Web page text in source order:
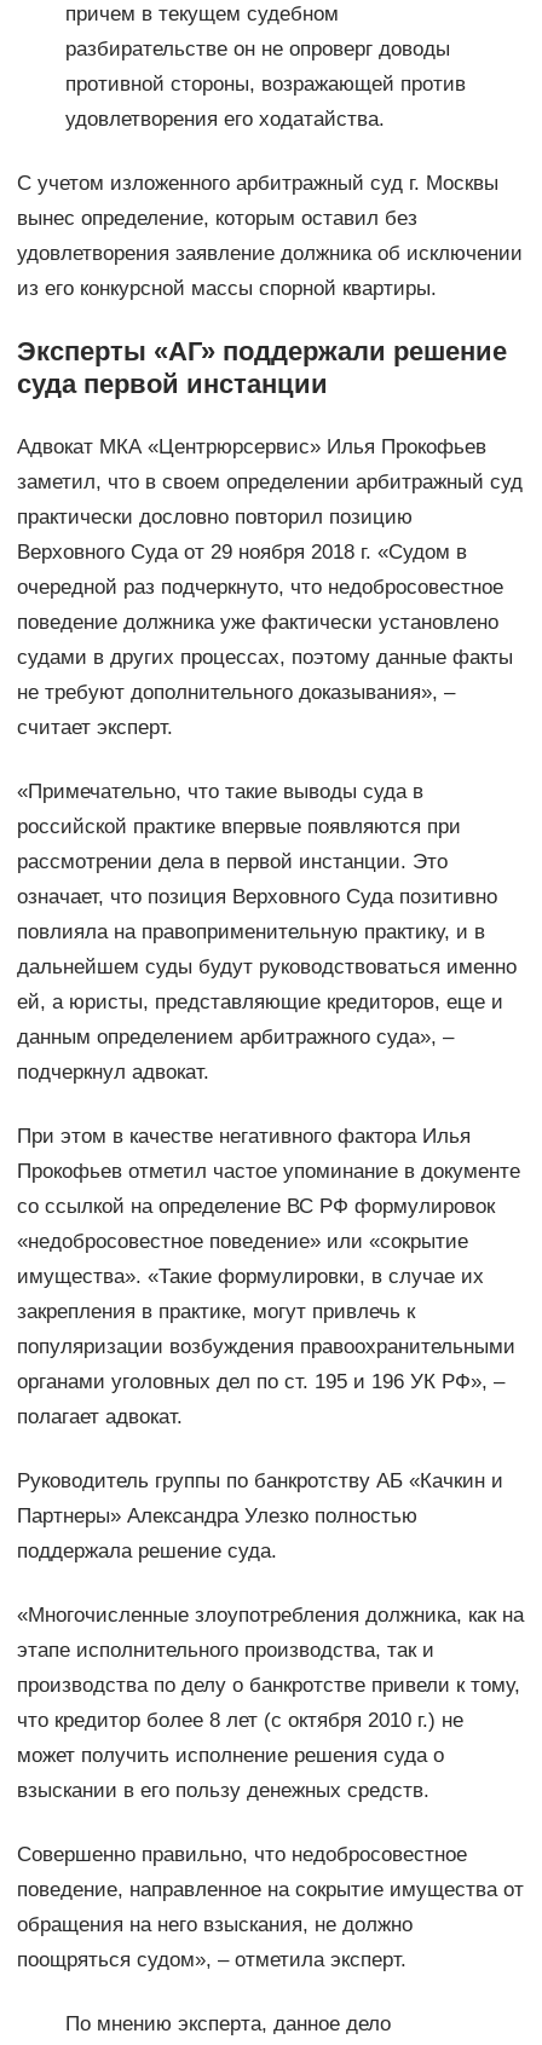
причем в текущем судебном
разбирательстве он не опроверг доводы
противной стороны, возражающей против
удовлетворения его ходатайства.
С учетом изложенного арбитражный суд г. Москвы
вынес определение, которым оставил без
удовлетворения заявление должника об исключении
из его конкурсной массы спорной квартиры.
Эксперты «АГ» поддержали решение
суда первой инстанции
Адвокат МКА «Центрюрсервис» Илья Прокофьев
заметил, что в своем определении арбитражный суд
практически дословно повторил позицию
Верховного Суда от 29 ноября 2018 г. «Судом в
очередной раз подчеркнуто, что недобросовестное
поведение должника уже фактически установлено
судами в других процессах, поэтому данные факты
не требуют дополнительного доказывания», –
считает эксперт.
«Примечательно, что такие выводы суда в
российской практике впервые появляются при
рассмотрении дела в первой инстанции. Это
означает, что позиция Верховного Суда позитивно
повлияла на правоприменительную практику, и в
дальнейшем суды будут руководствоваться именно
ей, а юристы, представляющие кредиторов, еще и
данным определением арбитражного суда», –
подчеркнул адвокат.
При этом в качестве негативного фактора Илья
Прокофьев отметил частое упоминание в документе
со ссылкой на определение ВС РФ формулировок
«недобросовестное поведение» или «сокрытие
имущества». «Такие формулировки, в случае их
закрепления в практике, могут привлечь к
популяризации возбуждения правоохранительными
органами уголовных дел по ст. 195 и 196 УК РФ», –
полагает адвокат.
Руководитель группы по банкротству АБ «Качкин и
Партнеры» Александра Улезко полностью
поддержала решение суда.
«Многочисленные злоупотребления должника, как на
этапе исполнительного производства, так и
производства по делу о банкротстве привели к тому,
что кредитор более 8 лет (с октября 2010 г.) не
может получить исполнение решения суда о
взыскании в его пользу денежных средств.
Совершенно правильно, что недобросовестное
поведение, направленное на сокрытие имущества от
обращения на него взыскания, не должно
поощряться судом», – отметила эксперт.
По мнению эксперта, данное дело